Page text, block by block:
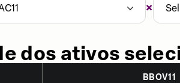
×
dos ativos
BBOV11